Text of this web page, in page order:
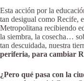
Esta acción por la
tan desigual como Recife,
Metropolitana recibiendo
la siembra, la cosecha…
tan descuidada, nuestra
periferia, para cambiar
¿Pero qué pasa con la